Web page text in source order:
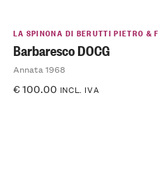
LA SPINONA DI BERUTTI PIETRO &
Barbaresco DOCG
Annata 1968
€100.00 INCL. IVA